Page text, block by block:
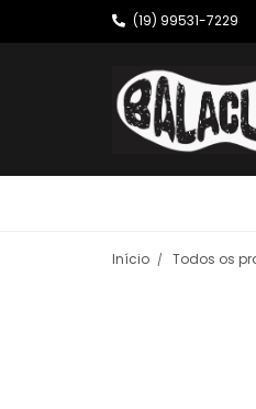
(19) 99531-7229
Início Todos os